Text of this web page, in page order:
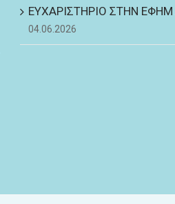
ΕΥΧΑΡΙΣΤΗΡΙΟ ΣΤΗΝ
04.06.2026